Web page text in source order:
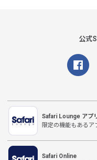
公式
Safari Lounge アプ
限定の機能もある
Safari Online